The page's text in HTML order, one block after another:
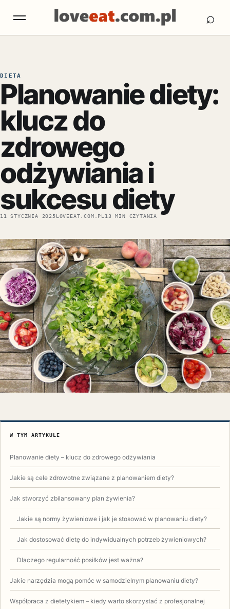
Otwórz menu ⌕
DIETA
Planowanie diety:
klucz do
zdrowego
odżywiania i
sukcesu diety
11 STYCZNIA 2025LOVEEAT.COM.PL 13 MIN CZYTANIA
W TYM ARTYKULE
Planowanie diety – klucz do zdrowego odżywiania
Jakie są cele zdrowotne związane z planowaniem diety?
Jak stworzyć zbilansowany plan żywienia?
Jakie są normy żywieniowe i jak je stosować w planowaniu diety?
Jak dostosować dietę do indywidualnych potrzeb żywieniowych?
Dlaczego regularność posiłków jest ważna?
Jakie narzędzia mogą pomóc w samodzielnym planowaniu diety?
Współpraca z dietetykiem – kiedy warto skorzystać z profesjonalnej